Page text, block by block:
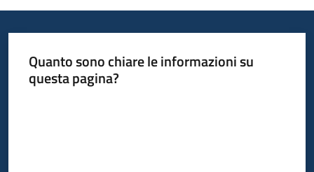
Quanto sono chiare le informazioni su
questa pagina?